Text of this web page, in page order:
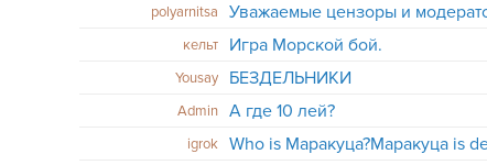
polyarnitsa
Уважаемые цензоры и
кельт
Игра Морской бой.
Yousay
БЕЗДЕЛЬНИКИ
Admin
А где 10 лей?
igrok
Who is Маракуца?Маракуца is